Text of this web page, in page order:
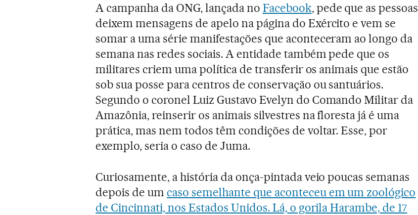
A campanha da ONG, lançada no Facebook, pede que as pessoas
deixem mensagens de apelo na página do Exército e vem se
somar a uma série manifestações que aconteceram ao longo da
semana nas redes sociais. A entidade também pede que os
militares criem uma política de transferir os animais que estão
sob sua posse para centros de conservação ou santuários.
Segundo o coronel Luiz Gustavo Evelyn do Comando Militar da
Amazônia, reinserir os animais silvestres na floresta já é uma
prática, mas nem todos têm condições de voltar. Esse, por
exemplo, seria o caso de Juma.
Curiosamente, a história da onça-pintada veio poucas semanas
depois de um caso semelhante que aconteceu em um zoológico
de Cincinnati, nos Estados Unidos. Lá, o gorila Harambe, de 17